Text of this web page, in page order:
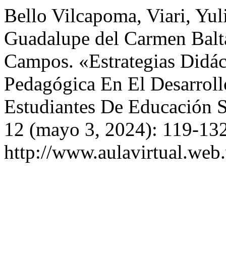
Bello Vilcapoma, Viari,
Guadalupe del Carmen
Campos. «Estrategias
Pedagógica En El
Estudiantes De Educación
12 (mayo 3, 2024): 119-
http://